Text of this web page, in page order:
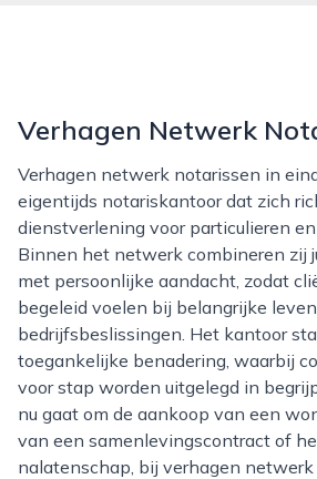
Verhagen Netwerk
Verhagen netwerk notarissen in eindhoven is een
eigentijds notariskantoor dat zich
dienstverlening voor particulieren
Binnen het netwerk combineren zij
met persoonlijke aandacht, zodat
begeleid voelen bij belangrijke
bedrijfsbeslissingen. Het kantoor
toegankelijke benadering, waarbij
voor stap worden uitgelegd in
nu gaat om de aankoop van een
van een samenlevingscontract of
nalatenschap, bij verhagen